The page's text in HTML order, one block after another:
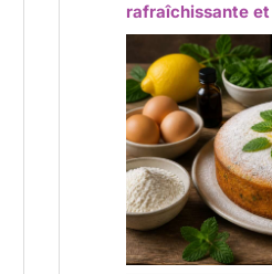
rafraîchissante